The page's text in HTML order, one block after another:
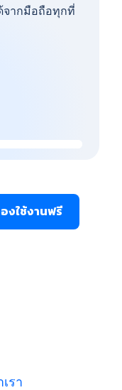
จากมือถือทุกที่
งใช้งานฟรี
รา